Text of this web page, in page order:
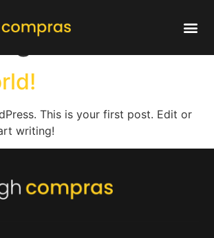
This is your first post. Edit or
writing!